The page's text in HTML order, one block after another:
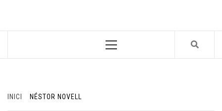
Menu
INICI NÉSTOR NOVELL